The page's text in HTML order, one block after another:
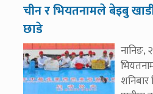
चीन र भियतनामले बेइबु
छाडे
नानिङ,